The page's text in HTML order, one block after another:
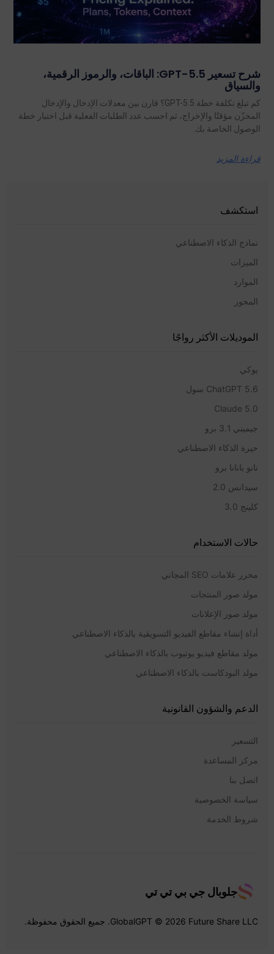
شرح تسعير GPT-5.5: الباقات، والرموز الرقمية،
والسياق
كم تبلغ تكلفة خطة GPT-5.5؟ قارن بين معدلات الإدخال والإدخال
المخزّن مؤقتًا والإخراج، ثم احسب عدد الطلبات الفعلية قبل اختيار خطة
الوصول الخاصة بك.
قراءة المزيد
استكشف
نماذج الذكاء الاصطناعي
الميزات
الموارد
المحور
الموديلات الأكثر رواجًا
يوكي
ChatGPT 5.6 سول
Claude 5.0
جيميني 3.1 برو
حيرة الذكاء الاصطناعي
نانو بانانا برو
سيدانس 2.0
كلينج 3.0
حالات الاستخدام
محرر علامات SEO المجاني
مولد صور المنتجات
مولد صور الإعلانات
أداة إنشاء مقاطع الفيديو التسويقية بالذكاء الاصطناعي
مولد مقاطع فيديو يوتيوب بالذكاء الاصطناعي
مولد البودكاست بالذكاء الاصطناعي
الدعم والشؤون القانونية
التسعير
مركز المساعدة
اتصل بنا
سياسة الخصوصية
شروط الخدمة
جلوبال جي بي تي تي
GlobalGPT © 2026 Future Share LLC. جميع الحقوق محفوظة.